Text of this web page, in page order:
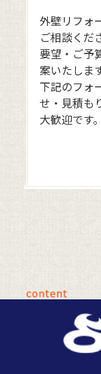
外壁リフォ
ご相談くだ
要望・ご予
案いたします
下記のフォ
せ・見積も
大歓迎です。